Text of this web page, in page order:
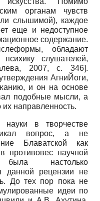
органам чувств
слышимой), каждое
еще и недоступное
содержание.
обладают
слушателей,
2007, с. 346].
АгниЙоги,
и он на основе
подобные мысли, а
их направленность.
в творчестве
вопрос, а не
Блаватской как
противовес научной
настолько
данной рецензии не
До тех пор пока не
идеи по